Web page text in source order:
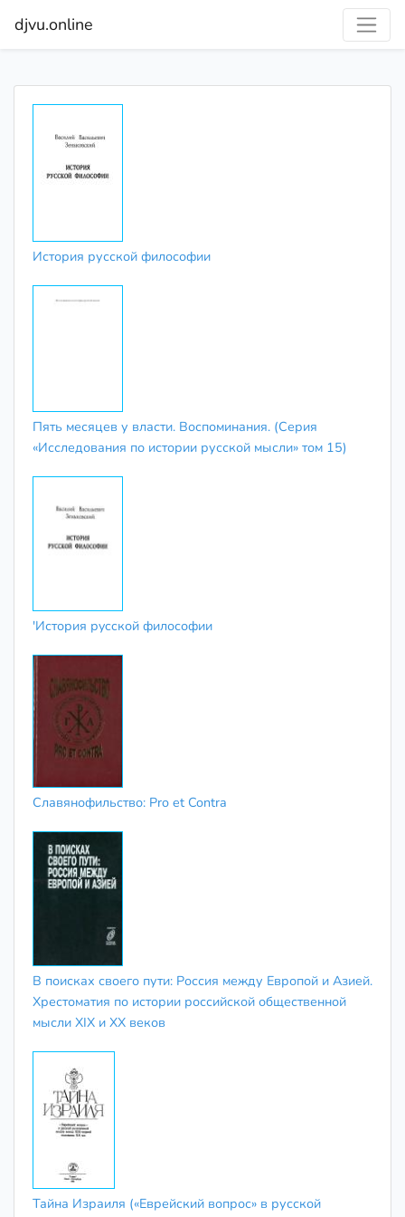
djvu.online
История русской философии
Пять месяцев у власти. Воспоминания. (Серия
«Исследования по истории русской мысли» том 15)
'История рyccкой философии
Славянофильство: Pro et Contra
В поисках своего пути: Россия между Европой и Азией.
Хрестоматия по истории российской общественной
мысли XIX и XX веков
Тайна Израиля («Еврейский вопрос» в русской